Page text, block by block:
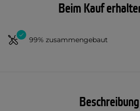
Beim Kauf
99% zusammengebaut
Beschreibung